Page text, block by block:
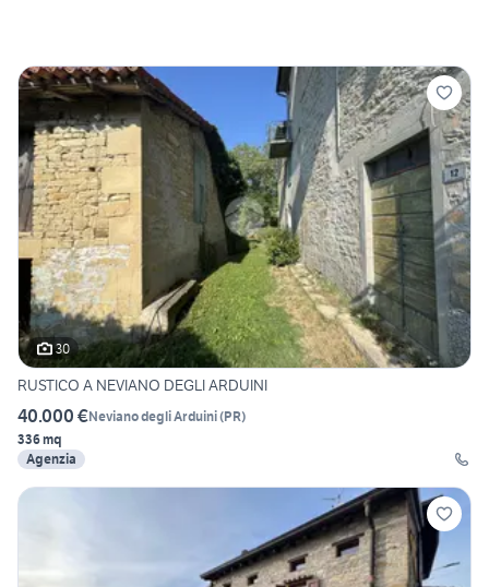
30
RUSTICO A NEVIANO DEGLI ARDUINI
40.000 €Neviano degli Arduini(PR)
336 mq
Agenzia